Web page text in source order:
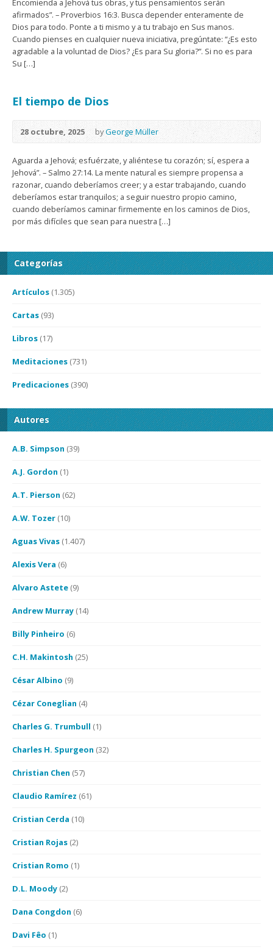
Encomienda a Jehová tus obras, y tus pensamientos serán
afirmados”. – Proverbios 16:3. Busca depender enteramente de
Dios para todo. Ponte a ti mismo y a tu trabajo en Sus manos.
Cuando pienses en cualquier nueva iniciativa, pregúntate: “¿Es esto
agradable a la voluntad de Dios? ¿Es para Su gloria?”. Si no es para
Su […]
El tiempo de Dios
28 octubre, 2025 byGeorge Müller
Aguarda a Jehová; esfuérzate, y aliéntese tu corazón; sí, espera a
Jehová”. – Salmo 27:14. La mente natural es siempre propensa a
razonar, cuando deberíamos creer; y a estar trabajando, cuando
deberíamos estar tranquilos; a seguir nuestro propio camino,
cuando deberíamos caminar firmemente en los caminos de Dios,
por más difíciles que sean para nuestra […]
Categorías
Artículos (1.305)
Cartas (93)
Libros (17)
Meditaciones (731)
Predicaciones (390)
Autores
A.B. Simpson (39)
A.J. Gordon (1)
A.T. Pierson (62)
A.W. Tozer (10)
Aguas Vivas (1.407)
Alexis Vera (6)
Alvaro Astete (9)
Andrew Murray (14)
Billy Pinheiro (6)
C.H. Makintosh (25)
César Albino (9)
Cézar Coneglian (4)
Charles G. Trumbull (1)
Charles H. Spurgeon (32)
Christian Chen (57)
Claudio Ramírez (61)
Cristian Cerda (10)
Cristian Rojas (2)
Cristian Romo (1)
D.L. Moody (2)
Dana Congdon (6)
Davi Fêo (1)